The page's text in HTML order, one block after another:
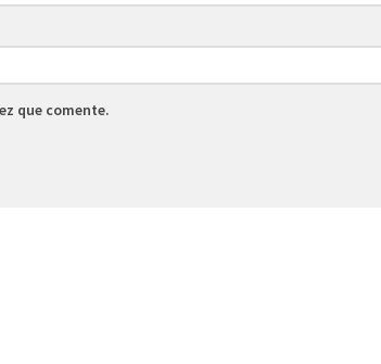
que comente.